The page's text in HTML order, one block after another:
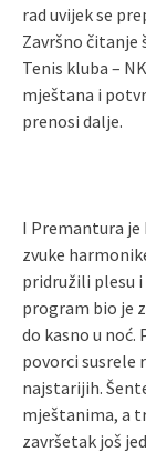
rad uvijek se
Završno čitanje
Tenis kluba –
mještana i
prenosi dalje.
I Premantura je
zvuke
pridružili plesu
program bio je
do kasno u noć.
povorci susrele
najstarijih.
mještanima, a
završetak još